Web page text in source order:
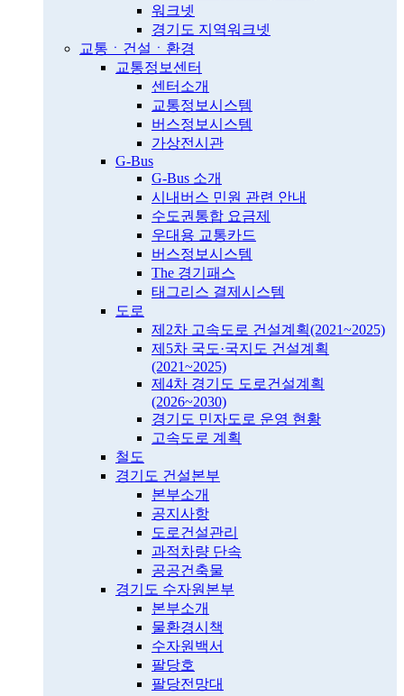
워크넷
경기도 지역워크넷
교통ㆍ건설ㆍ환경
교통정보센터
센터소개
교통정보시스템
버스정보시스템
가상전시관
G-Bus
G-Bus 소개
시내버스 민원 관련 안내
수도권통합 요금제
우대용 교통카드
버스정보시스템
The 경기패스
태그리스 결제시스템
도로
제2차 고속도로 건설계획(2021~2025)
제5차 국도·국지도 건설계획
(2021~2025)
제4차 경기도 도로건설계획
(2026~2030)
경기도 민자도로 운영 현황
고속도로 계획
철도
경기도 건설본부
본부소개
공지사항
도로건설관리
과적차량 단속
공공건축물
경기도 수자원본부
본부소개
물환경시책
수자원백서
팔당호
팔당전망대